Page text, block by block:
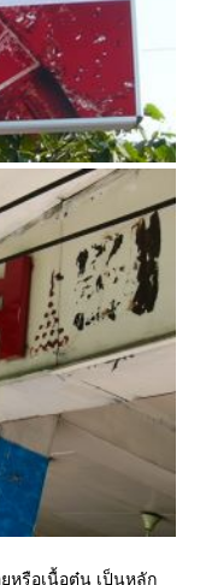
หรือเนื้อตุ๋น เป็นหลัก